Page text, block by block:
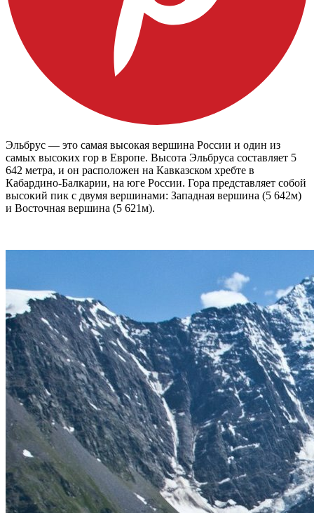
Эльбрус — это самая высокая вершина России и один из
самых высоких гор в Европе. Высота Эльбруса составляет 5
642 метра, и он расположен на Кавказском хребте в
Кабардино-Балкарии, на юге России. Гора представляет собой
высокий пик с двумя вершинами: Западная вершина (5 642м)
и Восточная вершина (5 621м).